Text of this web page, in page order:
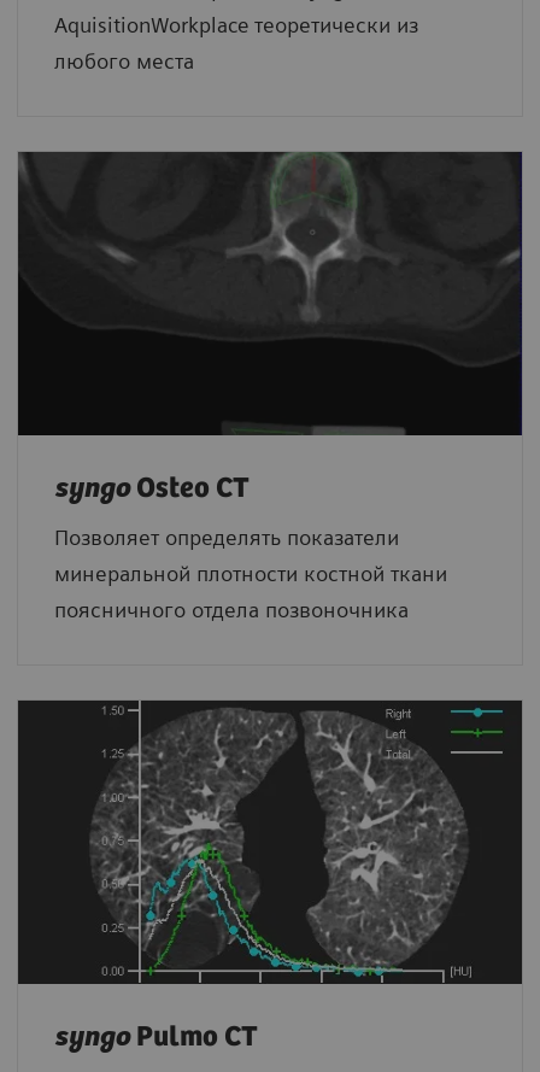
AquisitionWorkplace теоретически из
любого места
syngoOsteo CT
Позволяет определять показатели
минеральной плотности костной ткани
поясничного отдела позвоночника
syngoPulmo CT